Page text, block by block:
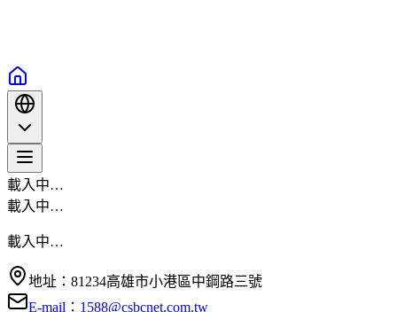
載入中…
載入中…
載入中…
地址：81234高雄市小港區中鋼路三號
E-mail：1588@csbcnet.com.tw